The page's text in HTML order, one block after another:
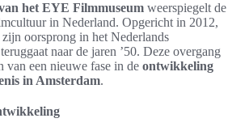
het EYE Filmmuseum weerspiegelt de
in Nederland. Opgericht in 2012,
oorsprong in het Nederlands
naar de jaren ’50. Deze overgang
van een nieuwe fase in de ontwikkeling
in Amsterdam.